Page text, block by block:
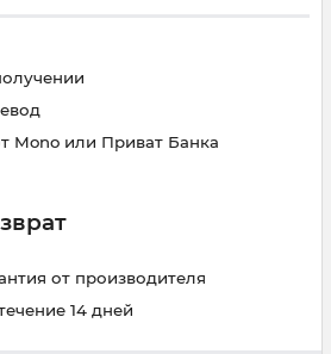
Mono или Приват Банка
от производителя
14 дней